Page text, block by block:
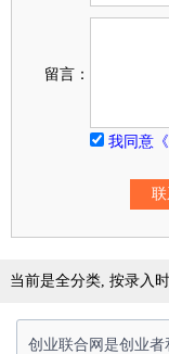
留言：
我同意
当前是全分类, 按录入
创业联合网是创业者